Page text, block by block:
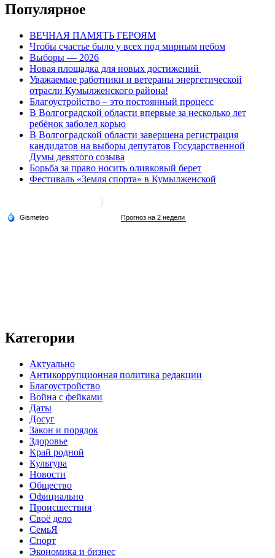
Популярное
ВЕЧНАЯ ПАМЯТЬ ГЕРОЯМ
Чтобы счастье было у всех под мирным небом
Выборы — 2026
Новая площадка для новых достижений
Уважаемые работники и ветераны энергетической
отрасли Кумылженского района!
Благоустройство – это постоянный процесс
В Волгоградской области впервые за несколько лет
ребёнок заболел корью
В Волгоградской области завершена регистрация
кандидатов на выборы депутатов Государственной
Думы девятого созыва
Борьба за право носить оливковый берет
Фестиваль «Земля спорта» в Кумылженской
Категории
Актуально
Антикоррупционная политика редакции
Благоустройство
Война с фейками
Даты
Досуг
Закон и порядок
Здоровье
Край родной
Культура
Новости
Общество
Официально
Происшествия
Своё дело
СемьЯ
Спорт
Экономика и бизнес